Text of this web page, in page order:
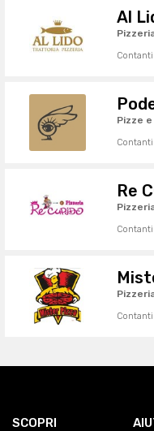
Al
Contanti
Pizze
Contanti
Re
Contanti
Contanti
SCOPRI